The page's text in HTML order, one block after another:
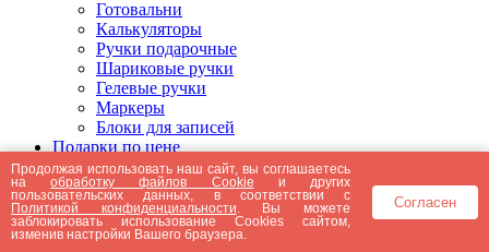
Готовальни
Калькуляторы
Ручки подарочные
Шариковые ручки
Гелевые ручки
Маркеры
Блоки для записей
Подарки по цене
Подарки от 5000 рублей
Подарки до 5000 рублей
Подарки до 3000 рублей
Подарки до 2000 рублей
Подарки до 1000 рублей
Продолжая использовать наш сайт, вы соглашаетесь
наобработку файлов Cookie и других
пользовательских данных, в соответствии с
Политикой конфиденциальности . Вы можете
заблокировать использование Cookies сайтом,
изменив настройки Вашего браузера.
Согласен